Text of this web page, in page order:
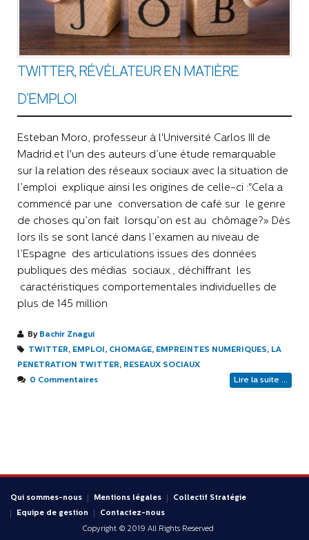
TWITTER, RÉVÉLATEUR EN MATIÈRE
D’EMPLOI
Esteban Moro, professeur à l'Université Carlos III de
Madrid.et l'un des auteurs d’une étude remarquable
sur la relation des réseaux sociaux avec la situation de
l’emploi explique ainsi les origines de celle-ci :"Cela a
commencé par une conversation de café sur le genre
de choses qu’on fait lorsqu’on est au chômage?» Dès
lors ils se sont lancé dans l’examen au niveau de
l’Espagne des articulations issues des données
publiques des médias sociaux., déchiffrant les
caractéristiques comportementales individuelles de
plus de 145 million
By Bachir Znagui
TWITTER, EMPLOI , CHOMAGE, EMPREINTES NUMERIQUES, LA
PENETRATION TWITTER, RESEAUX SOCIAUX
0 Commentaires
Lire la suite ...
Qui sommes-nous Mentions légales
Collectif Stratégie
Equipe de gestion
Contactez-nous
Copyright © 2019 All Rights Reserved